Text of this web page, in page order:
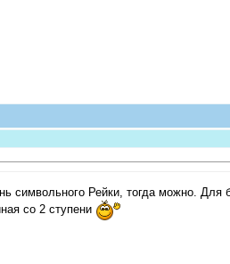
символьного Рейки, тогда можно. Для
со 2 ступени